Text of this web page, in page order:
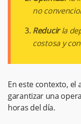
no
Reducirla
costosa y
En este contexto, el
garantizar una
horas del día.